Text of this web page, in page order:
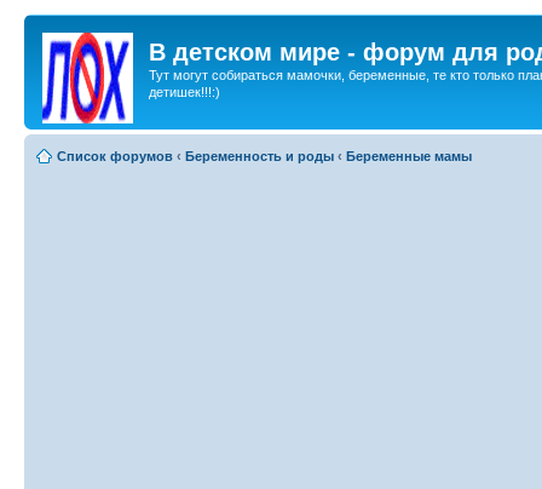
В детском мире - форум для
Тут могут собираться мамочки, беременные, те кто только
детишек!!!:)
Список форумов ‹ Беременность и роды ‹ Беременные мамы